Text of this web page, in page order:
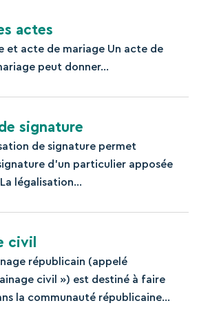
actes
et acte de mariage Un acte de
peut donner...
signature
de signature permet
d’un particulier apposée
légalisation...
civil
républicain (appelé
civil ») est destiné à faire
la communauté républicaine...